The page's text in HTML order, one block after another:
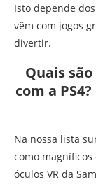
Isto depende
vêm com jogos
divertir.
Quais
com a
Na nossa lista
como magníficos
óculos VR da